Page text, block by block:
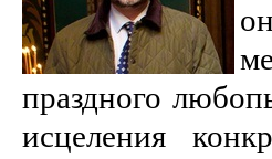
праздного
исцеления